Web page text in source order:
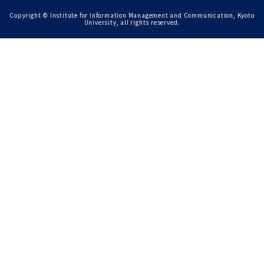
Copyright © Institute for Information Management and Communication, Kyoto
University, all rights reserved.